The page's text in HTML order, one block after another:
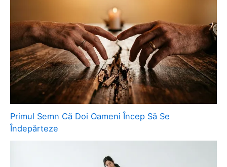
Primul Semn Că Doi Oameni Încep Să Se
Îndepărteze